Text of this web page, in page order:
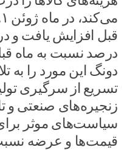
درصد نسبت به ماه
دونگ این مورد را
تسریع از سرگیری
زنجیره‌های صنعتی و
سیاست‌های موثر
قیمت‌ها و عرضه